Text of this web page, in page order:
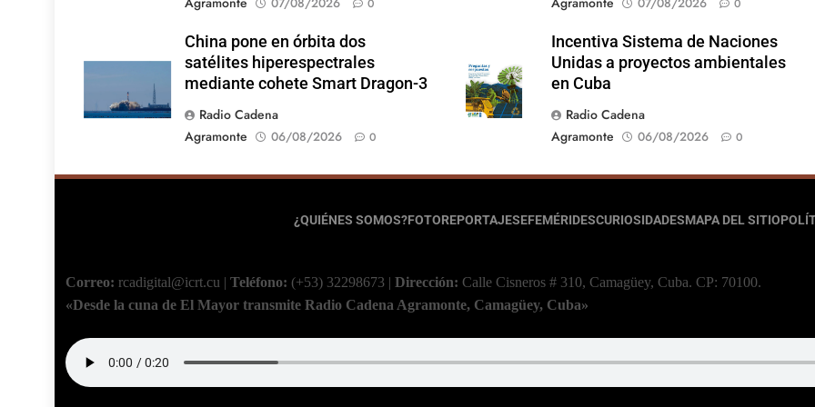
0 0
China pone en órbita dos
satélites hiperespectrales
mediante cohete Smart Dragon-3
Radio Cadena
Agramonte
06/08/2026 0
Incentiva Sistema de Naciones
Unidas a proyectos ambientales
en Cuba
Radio Cadena
Agramonte
06/08/2026 0
¿QUIÉNES SOMOS?FOTOREPORTAJESEFEMÉRIDESCURIOSIDADESMAPA DEL SITIO
Correo: rcadigital@icrt.cu | Teléfono: (+53) 32298673 | Dirección: Calle Cisneros # 310, Camagüey, Cuba. CP: 70100.
«Desde la cuna de El Mayor transmite Radio Cadena Agramonte, Camagüey, Cuba»